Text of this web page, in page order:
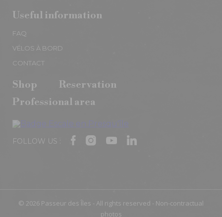
Useful information
FAQ
VÉLOS À BORD
CONTACT
Shop
Reservation
Professional area
FOLLOW US :
© 2026 Passeur des Îles - All rights reserved - Non-contractual
photos